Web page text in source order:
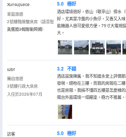
Xunsujuece
家庭旅遊
2號樓雅緻雙床房（語音智
能客控+輕智能馬桶）
入住於2026年07月
5.0 極好
酒店環境很好，依山（敬亭山）傍水
好，尤其是冷盤的小魚仔，又香又入
能機器人很可愛很方便，75寸大電視
大。
szbf
獨自旅遊
3號樓行政大床房
入住於2026年07月
3.2 不錯
酒店設施陳舊，我不知道永安上評價
發現，總枱在三樓，而我的房間在二
也是房間，我搞不懂四五樓是怎麼樣
陽台外面環境一塌糊塗，極力不推薦，
訪客
5.0 極好